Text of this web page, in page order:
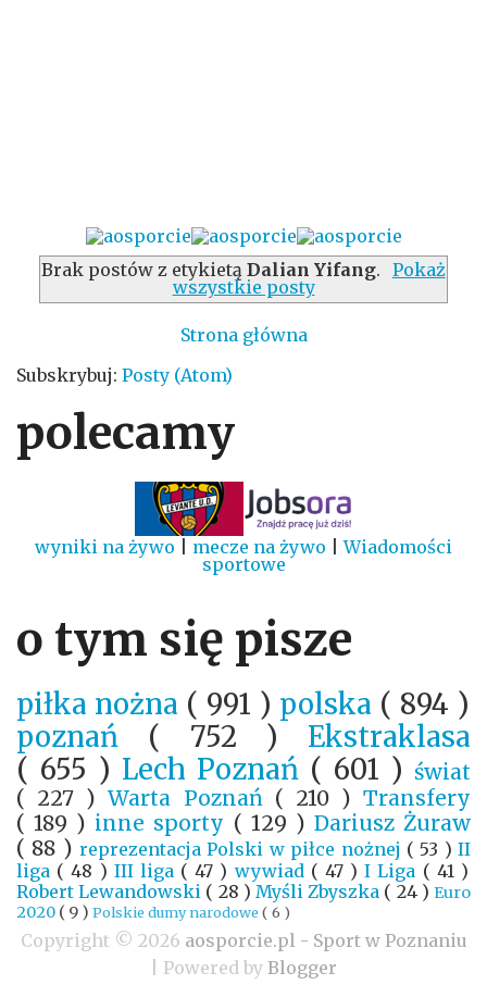
Brak postów z etykietąDalian Yifang. Pokaż
wszystkie posty
Strona główna
Subskrybuj: Posty (Atom)
polecamy
wyniki na żywo mecze na żywo |Wiadomości
sportowe
o tym się pisze
piłka nożna ( 991 ) polska ( 894 )
poznań ( 752 ) Ekstraklasa
( 655 ) Lech Poznań ( 601 ) świat
( 227 )Warta Poznań ( 210 ) Transfery
( 189 ) inne sporty ( 129 ) Dariusz Żuraw
( 88 )reprezentacja Polski w piłce nożnej ( 53 )II
liga ( 48 ) III liga ( 47 ) wywiad ( 47 )I Liga ( 41 )
Robert Lewandowski ( 28 ) Myśli Zbyszka ( 24 )Euro
2020 ( 9 ) Polskie dumy narodowe ( 6 )
Copyright © 2026 aosporcie.pl - Sport w Poznaniu
| Powered by Blogger